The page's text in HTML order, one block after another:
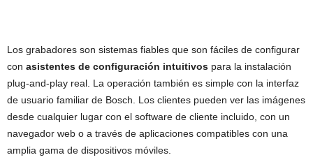
Los grabadores son sistemas fiables que son fáciles de configurar
con asistentes de configuración intuitivos para la instalación
plug-and-play real. La operación también es simple con la interfaz
de usuario familiar de Bosch. Los clientes pueden ver las imágenes
desde cualquier lugar con el software de cliente incluido, con un
navegador web o a través de aplicaciones compatibles con una
amplia gama de dispositivos móviles.